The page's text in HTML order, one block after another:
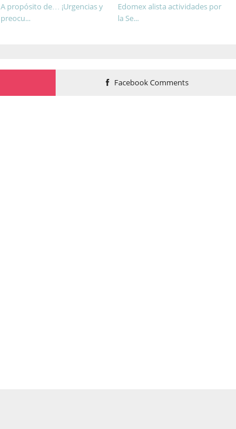
Edomex alista actividades por
la Se...
A propósito de… ¡Urgencias y
preocu...
Facebook Comments